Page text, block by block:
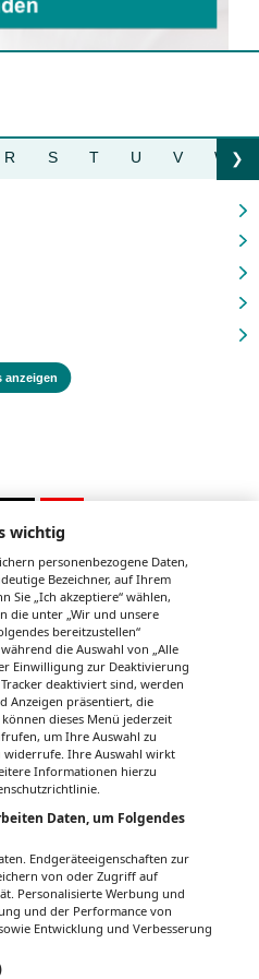
R S T U V W ❯
anzeigen
Sie die aktuelle Ausgabe der
in den 120
der RegionalMedien
ein Archiv der vergangenen
wichtig
personenbezogene Daten,
Bezeichner, auf Ihrem
Sie „Ich akzeptiere“ wählen,
die unter „Wir und unsere
bereitzustellen“
die Auswahl von „Alle
Einwilligung zur Deaktivierung
deaktiviert sind, werden
Anzeigen präsentiert, die
dieses Menü jederzeit
um Ihre Auswahl zu
Ihre Auswahl wirkt
Informationen hierzu
Daten, um Folgendes
Endgeräteeigenschaften zur
von oder Zugriff auf
Personalisierte Werbung und
und der Performance von
Entwicklung und Verbesserung